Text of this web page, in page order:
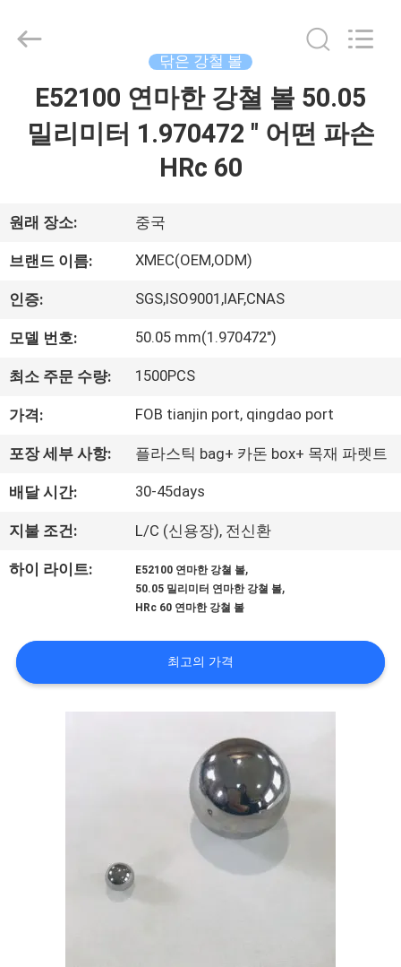
우
리
에
대
하
공
장
여
품
engineering
Reserved.
닦은 강철 볼
E52100 연마한 강쳘 볼 50.05
밀리미터 1.970472 " 어떤 파손
HRc 60
원래 장소: 중국
브랜드 이름: XMEC(OEM,ODM)
인증: SGS,ISO9001,IAF,CNAS
모델 번호: 50.05 mm(1.970472")
최소 주문 수량: 1500PCS
가격: FOB tianjin port, qingdao port
포장 세부 사항: 플라스틱 bag+ 카돈 box+ 목재 파렛트
배달 시간: 30-45days
지불 조건: L/C (신용장), 전신환
하이 라이트: E52100 연마한 강쳘 볼,
50.05 밀리미터 연마한 강쳘 볼,
HRc 60 연마한 강쳘 볼
최고의 가격